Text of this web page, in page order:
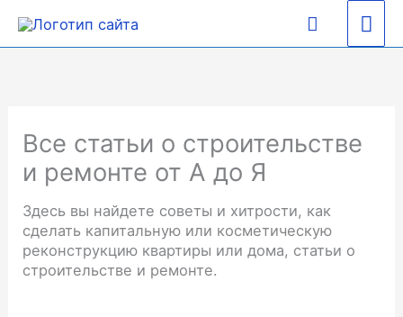
содержимому
Поиск
Все статьи о строительстве
и ремонте от А до Я
Здесь вы найдете советы и хитрости, как
сделать капитальную или косметическую
реконструкцию квартиры или дома, статьи о
строительстве и ремонте.